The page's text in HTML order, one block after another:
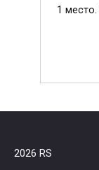
1
2026 RS